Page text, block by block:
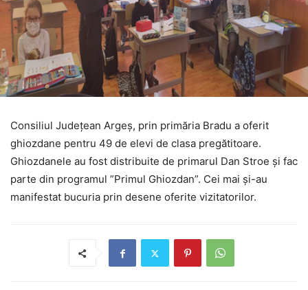
Consiliul Județean Argeș, prin primăria Bradu a oferit
ghiozdane pentru 49 de elevi de clasa pregătitoare.
Ghiozdanele au fost distribuite de primarul Dan Stroe și fac
parte din programul ”Primul Ghiozdan”. Cei mai și-au
manifestat bucuria prin desene oferite vizitatorilor.